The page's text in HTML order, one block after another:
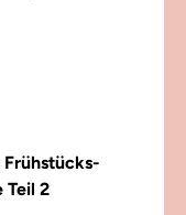
Teil 2